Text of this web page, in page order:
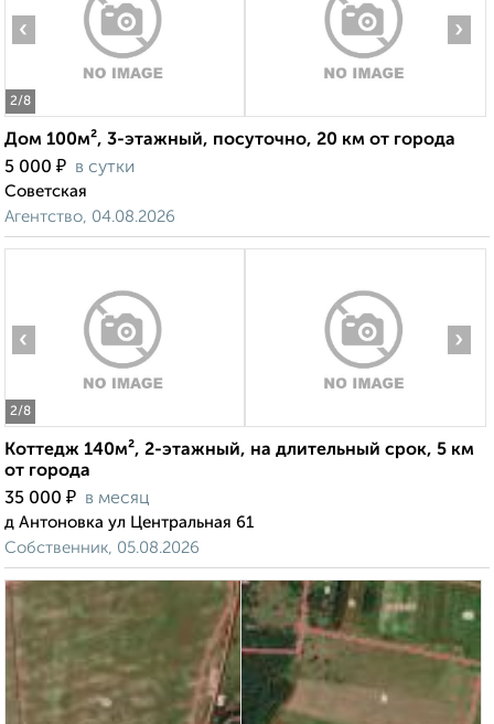
2/8
‹ ›
Дом 100м², 3-этажный, посуточно, 20 км от города
5 000 ₽ в сутки
Советская
Агентство, 04.08.2026
2/8
‹ ›
Коттедж 140м², 2-этажный, на длительный срок, 5 км
от города
35 000 ₽ в месяц
д Антоновка ул Центральная 61
Собственник, 05.08.2026